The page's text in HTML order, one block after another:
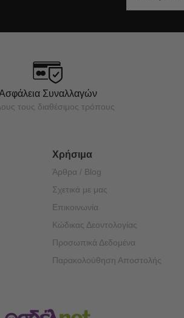
Συναλλαγών
τους διαθέσιμος τρόπους
Χρήσιμα
Άρθρα / Blog
Σχετικά με μας
Επικοινωνία
Κώδικας Δεοντολογίας
Προσωπικά Δεδομένα
Παρακολούθηση Αποστολής